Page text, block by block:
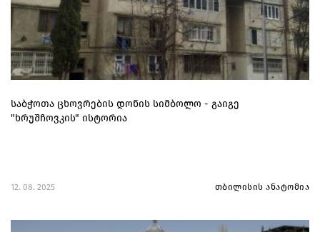
საბჭოთა ცხოვრების დონის სიმბოლო - გაიგე
"ხრუშჩოვკის" ისტორია
12. 08. 2025 თბილისის ანატომია